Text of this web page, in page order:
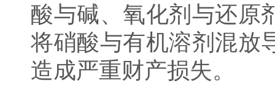
酸与碱、氧化剂与还原
将硝酸与有机溶剂混放
造成严重财产损失。